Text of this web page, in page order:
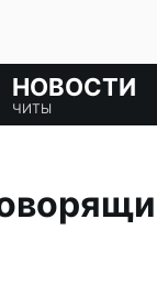
НОВОСТИ
ЧИТЫ